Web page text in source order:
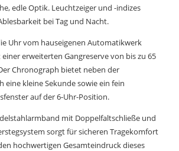
edle Optik. Leuchtzeiger und -indizes
bei Tag und Nacht.
Uhr vom hauseigenen Automatikwerk
einer erweiterten Gangreserve von bis zu 65
Chronograph bietet neben der
eine kleine Sekunde sowie ein fein
auf der 6-Uhr-Position.
mit Doppelfaltschließe und
sorgt für sicheren Tragekomfort
hochwertigen Gesamteindruck dieses